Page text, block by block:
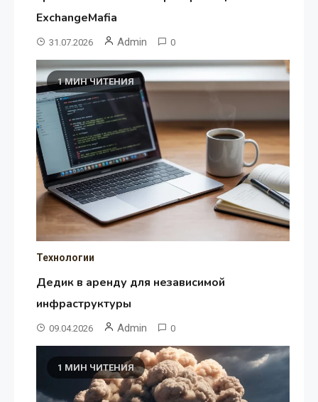
ExchangeMafia
31.07.2026 Admin 0
1 МИН ЧИТЕНИЯ
Технологии
Дедик в аренду для независимой
инфраструктуры
09.04.2026 Admin 0
1 МИН ЧИТЕНИЯ